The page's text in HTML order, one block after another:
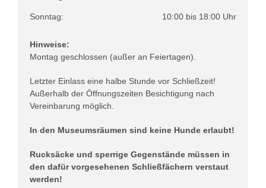
Sonntag: 10:00 bis 18:00 Uhr
Hinweise:
Montag geschlossen (außer an Feiertagen).
Letzter Einlass eine halbe Stunde vor Schließzeit!
Außerhalb der Öffnungszeiten Besichtigung nach
Vereinbarung möglich.
In den Museumsräumen sind keine Hunde erlaubt!
Rucksäcke und sperrige Gegenstände müssen in
den dafür vorgesehenen Schließfächern verstaut
werden!